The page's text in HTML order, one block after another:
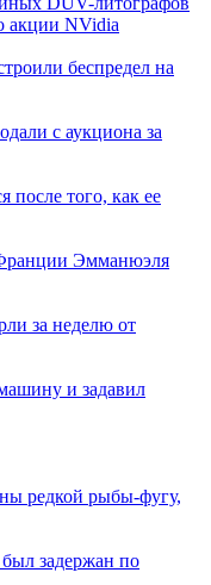
акции NVidia
беспредел на
с аукциона за
после того, как ее
Эмманюэля
за неделю от
и задавил
редкой рыбы-фугу,
задержан по